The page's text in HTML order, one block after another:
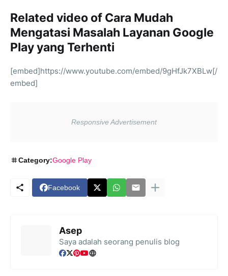
Related video of Cara Mudah
Mengatasi Masalah Layanan Google
Play yang Terhenti
[embed]https://www.youtube.com/embed/9gHfJk7XBLw[/
embed]
Category:Google Play
Facebook
Asep
Saya adalah seorang penulis blog